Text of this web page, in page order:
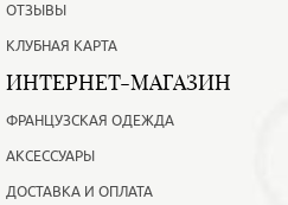
ОТЗЫВЫ
КЛУБНАЯ КАРТА
ИНТЕРНЕТ-МАГАЗИН
ФРАНЦУЗСКАЯ ОДЕЖДА
АКСЕССУАРЫ
ДОСТАВКА И ОПЛАТА